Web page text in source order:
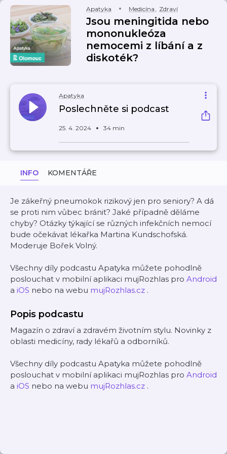
Apatyka Medicína, Zdraví
Jsou meningitida nebo
mononukleóza
nemocemi z líbání a z
diskoték?
Apatyka
Poslechněte si podcast
25. 4. 2024 34 min
INFO KOMENTÁŘE
Je zákeřný pneumokok rizikový jen pro seniory? A dá
se proti nim vůbec bránit? Jaké případně děláme
chyby? Otázky týkající se různých infekčních nemocí
bude očekávat lékařka Martina Kundschofská.
Moderuje Bořek Volný.
Všechny díly podcastu Apatyka můžete pohodlně
poslouchat v mobilní aplikaci mujRozhlas pro Android
a iOS nebo na webu mujRozhlas.cz .
Popis podcastu
Magazín o zdraví a zdravém životním stylu. Novinky z
oblasti medicíny, rady lékařů a odborníků.
Všechny díly podcastu Apatyka můžete pohodlně
poslouchat v mobilní aplikaci mujRozhlas pro Android
a iOS nebo na webu mujRozhlas.cz .